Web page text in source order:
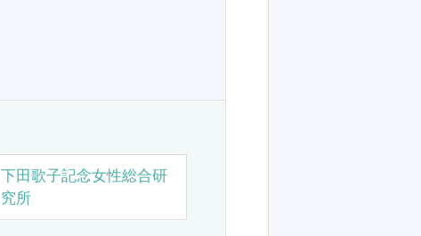
下田歌子記念女性総合研
究所